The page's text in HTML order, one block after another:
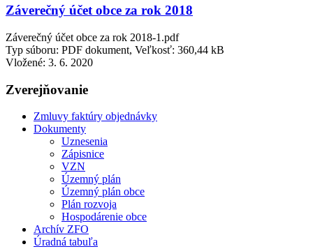
Záverečný účet obce za rok 2018
Záverečný účet obce za rok 2018-1.pdf
Typ súboru: PDF dokument, Veľkosť: 360,44 kB
Vložené: 3. 6. 2020
Zverejňovanie
Zmluvy faktúry objednávky
Dokumenty
Uznesenia
Zápisnice
VZN
Územný plán
Územný plán obce
Plán rozvoja
Hospodárenie obce
Archív ZFO
Úradná tabuľa